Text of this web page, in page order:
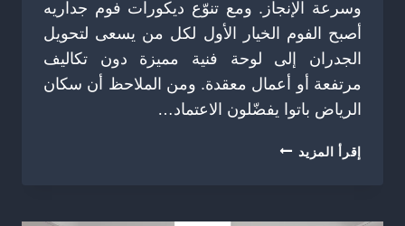
وسرعة الإنجاز. ومع تنوّع ديكورات فوم جداريه
أصبح الفوم الخيار الأول لكل من يسعى لتحويل
الجدران إلى لوحة فنية مميزة دون تكاليف
مرتفعة أو أعمال معقدة. ومن الملاحظ أن سكان
الرياض باتوا يفضّلون الاعتماد…
إقرأ المزيد تركيب